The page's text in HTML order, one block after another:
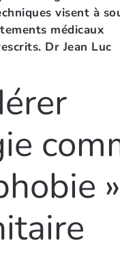
visent à
médicaux
Dr Jean Luc
»